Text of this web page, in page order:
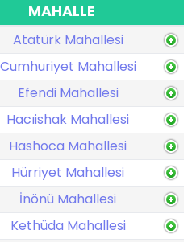
MAHALLE
Atatürk Mahallesi
Cumhuriyet Mahallesi
Efendi Mahallesi
Hacıishak Mahallesi
Hashoca Mahallesi
Hürriyet Mahallesi
İnönü Mahallesi
Kethüda Mahallesi